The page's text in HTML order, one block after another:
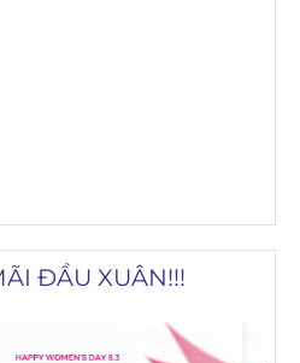
ĐẦU XUÂN!!!